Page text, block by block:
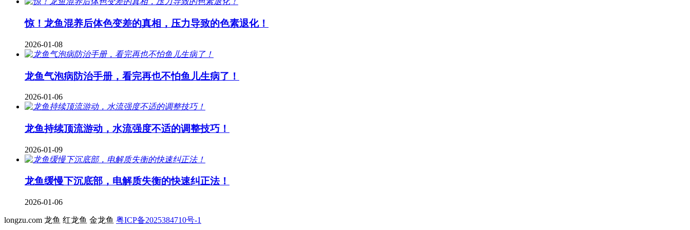
惊！龙鱼混养后体色变差的真相，压力导致的色素退化！
2026-01-08
龙鱼气泡病防治手册，看完再也不怕鱼儿生病了！
2026-01-06
龙鱼持续顶流游动，水流强度不适的调整技巧！
2026-01-09
龙鱼缓慢下沉底部，电解质失衡的快速纠正法！
2026-01-06
longzu.com 龙鱼 红龙鱼 金龙鱼 粤ICP备2025384710号-1